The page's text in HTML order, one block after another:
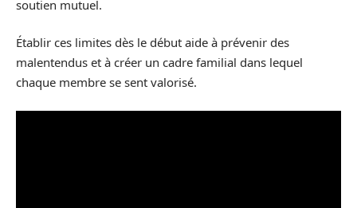
soutien mutuel.
Établir ces limites dès le début aide à prévenir des
malentendus et à créer un cadre familial dans lequel
chaque membre se sent valorisé.